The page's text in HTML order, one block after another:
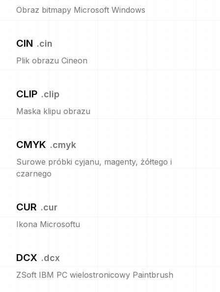
Obraz bitmapy Microsoft Windows
CIN .cin
Plik obrazu Cineon
CLIP .clip
Maska klipu obrazu
CMYK .cmyk
Surowe próbki cyjanu, magenty, żółtego i
czarnego
CUR .cur
Ikona Microsoftu
DCX .dcx
ZSoft IBM PC wielostronicowy Paintbrush